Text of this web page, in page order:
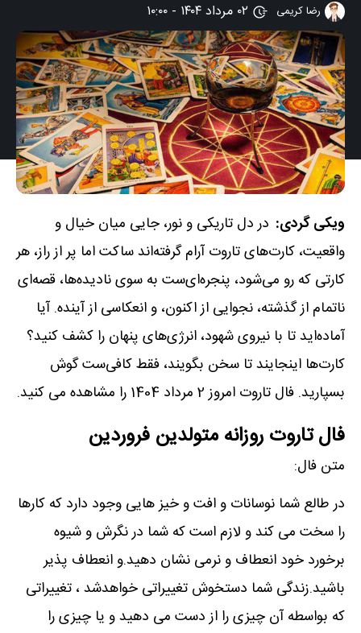
رضا کریمی
۰۲ مرداد ۱۴۰۴ - ۱۰:۰۰
ویکی گردی: در دل تاریکی و نور، جایی میان خیال و
واقعیت، کارت‌های تاروت آرام گرفته‌اند ساکت اما پر از راز، هر
کارتی که رو می‌شود، پنجره‌ای‌ست به سوی نادیده‌ها، قصه‌ای
ناتمام از گذشته، نجوایی از اکنون، و انعکاسی از آینده. آیا
آماده‌اید تا با نیروی شهود، انرژی‌های پنهان را کشف کنید؟
کارت‌ها اینجایند تا سخن بگویند، فقط کافی‌ست گوش
بسپارید. فال تاروت امروز 2 مرداد 1404 را مشاهده می کنید.
فال تاروت روزانه متولدین فروردین
متن فال:
در طالع شما نوسانات و افت و خیز هایی وجود دارد که کارها
را سخت می کند و لازم است که شما در نگرش و شیوه
برخورد خود انعطاف و نرمی نشان دهید.و انعطاف پذیر
باشید.زندگی شما دستخوش تغییراتی خواهدشد ، تغییراتی
که بواسطه آن چیزی را از دست می دهید و یا چیزی را